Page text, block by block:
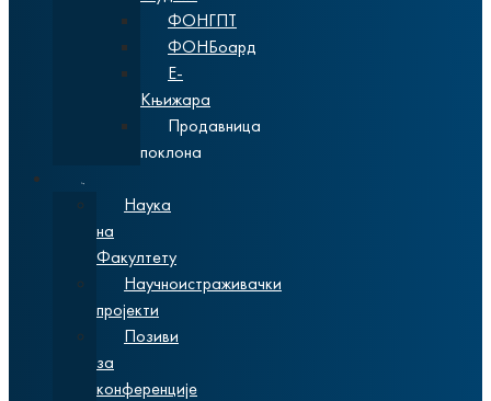
ФОНГПТ
ФОНБоард
Е-
Књижара
Продавница
поклона
Наука
на
Факултету
Научноистраживачки
пројекти
Позиви
за
конференције